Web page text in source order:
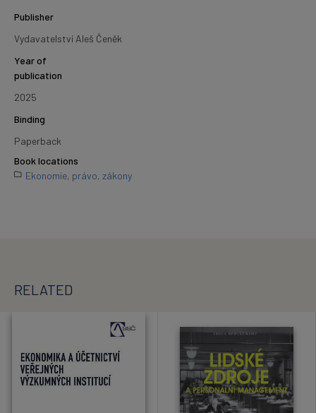
Publisher
Vydavatelství Aleš Čeněk
Year of
publication
2025
Binding
Paperback
Book locations
Ekonomie, právo, zákony
RELATED